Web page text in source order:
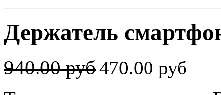
Держатель
940.00 руб470.00 руб